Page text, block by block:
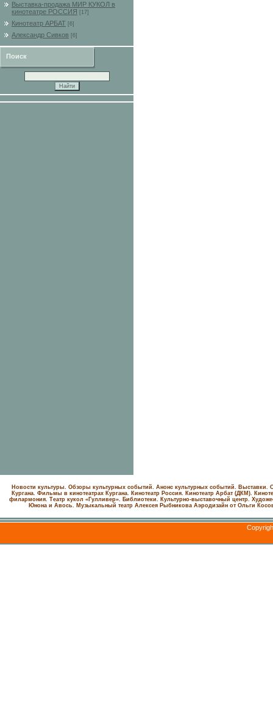
Выставка-продажа МИР КУКОЛ в
кинотеатре РОССИЯ
[17]
Кинотеатр АРБАТ [6]
Александр Сивков [6]
Поиск
Новости культуры. Обзоры культурных событий. Анонс культурных событий. Выставки.
Кургана. Фильмы в кинотеатрах Кургана.
Кинотеатр Россия. Кинотеатр Арбат (ДКМ).
филармония. Театр кукол «Гулливер». Библиотеки. Культурно-выставочный центр.
Юнона и Авось. Музыкальный театр Алексея Рыбникова Аэродизайн от Ольги